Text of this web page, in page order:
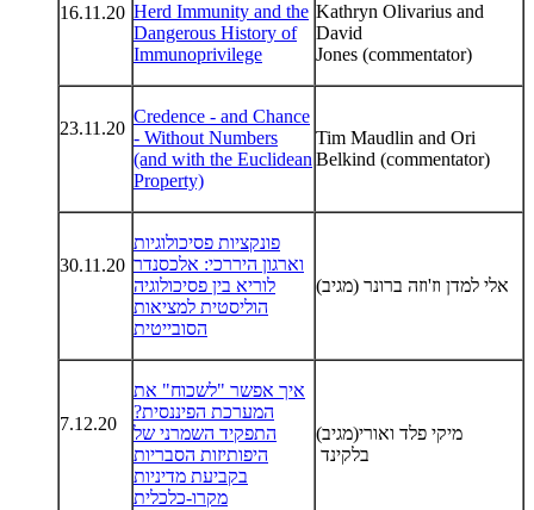
Kathryn Olivarius and
David
Jones (commentator)
Herd Immunity and the
Dangerous History of
Immunoprivilege
16.11.20
Tim Maudlin and Ori
Belkind (commentator)
Credence - and Chance
- Without Numbers
(and with the Euclidean
Property)
23.11.20
(מגיב) אלי למדן וז'וזה ברונר
פונקציות פסיכולוגיות
וארגון היררכי: אלכסנדר
לוריא בין פסיכולוגיה
הוליסטית למציאות
הסובייטית
30.11.20
(מגיב)מיקי פלד ואורי
בלקינד
איך אפשר "לשכוח" את
המערכת הפיננסית?
התפקיד השמרני של
היפותיזות הסבריות
בקביעת מדיניות
מקרו-כלכלית
7.12.20